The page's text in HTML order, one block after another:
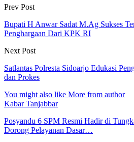
Prev Post
Bupati H Anwar Sadat M.Ag Sukses
Penghargaan Dari KPK RI
Next Post
Satlantas Polresta Sidoarjo Edukasi
dan Prokes
You might also like More from author
Kabar Tanjabbar
Posyandu 6 SPM Resmi Hadir di
Dorong Pelayanan Dasar…